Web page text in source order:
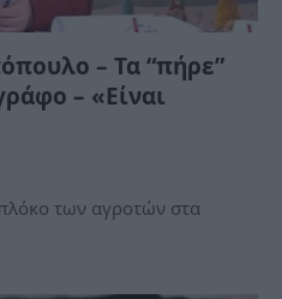
– Τα “πήρε”
– «Είναι
των αγροτών στα